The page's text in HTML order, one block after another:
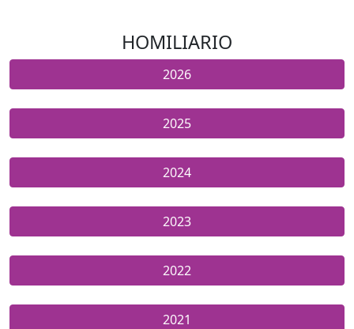
HOMILIARIO
2026
2025
2024
2023
2022
2021